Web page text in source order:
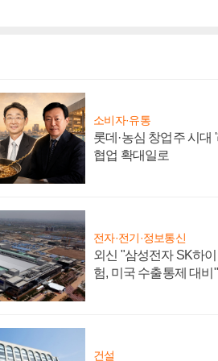
소비자·유통
롯데·농심 창업주 시대
협업 확대일로
전자·전기·정보통신
외신 "삼성전자 SK하
험, 미국 수출통제 대비"
건설